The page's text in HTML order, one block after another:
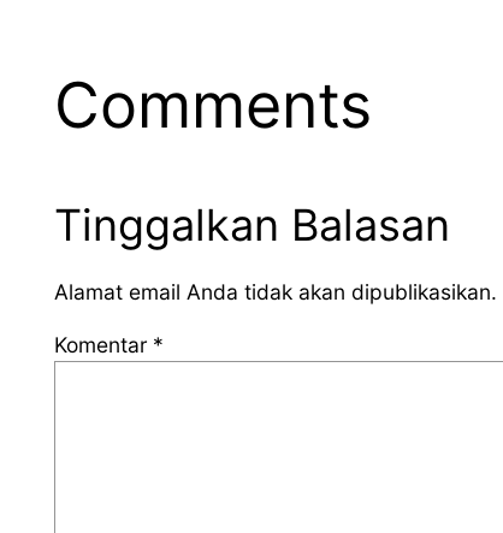
Comments
Tinggalkan Balasan
Alamat email Anda tidak akan dipublikasikan.
Komentar *